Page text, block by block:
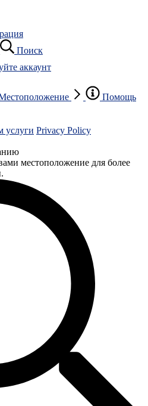
Поиск
аккаунт
Помощь
услуги Privacy Policy
местоположение для более